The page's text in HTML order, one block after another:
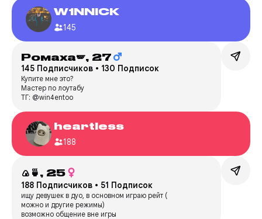
W1NNICK
145
Ромаха🪽, 27
145 Подписчиков • 130 Подписок
Купите мне это?
Мастер по лоутабу
ТГ: @win4entoo
heartless
188
🍙🍵, 25
188 Подписчиков • 51 Подписок
ищу девушек в дуо, в основном играю рейт (
можно и другие режимы)
возможно общение вне игры